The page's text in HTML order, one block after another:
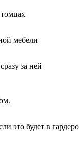
мебели
за ней
это будет в